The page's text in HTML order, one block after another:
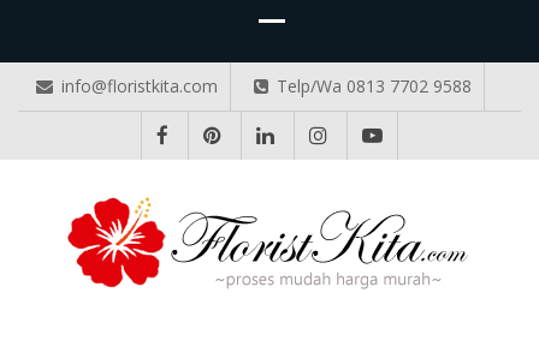
info@floristkita.com Telp/Wa 0813 7702 9588